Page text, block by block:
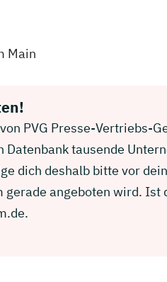
Main
PVG Presse-Vertriebs-
Datenbank tausende
dich deshalb bitte vor
gerade angeboten wird.